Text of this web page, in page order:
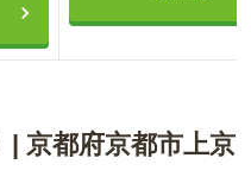
| 京都府京都市上京